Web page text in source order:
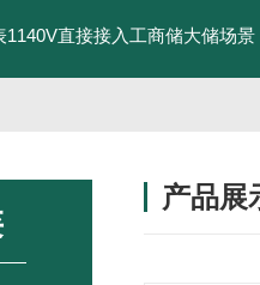
直接接入工商储大储场景
产品展